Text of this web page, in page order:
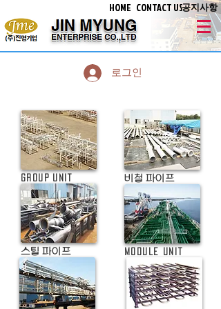
HOME CONTACT US공지사항
로그인
GROUP UNIT
스틸 파이프
비철 파이프
module unit